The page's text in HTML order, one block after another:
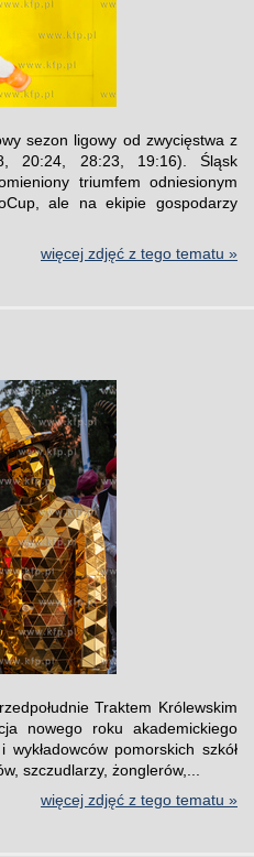
sezon ligowy od zwycięstwa z
20:24, 28:23, 19:16). Śląsk
triumfem odniesionym
ale na ekipie gospodarzy
więcej zdjęć z tego tematu »
Traktem Królewskim
nowego roku akademickiego
pomorskich szkół
szczudlarzy, żonglerów,...
więcej zdjęć z tego tematu »